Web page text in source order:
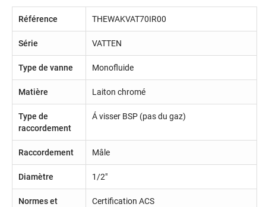
Référence THEWAKVAT70IR00
Série VATTEN
Type de vanne Monofluide
Matière Laiton chromé
Type de
raccordement
Á visser BSP (pas du gaz)
Raccordement Mâle
Diamètre 1/2"
Normes et
Certification ACS